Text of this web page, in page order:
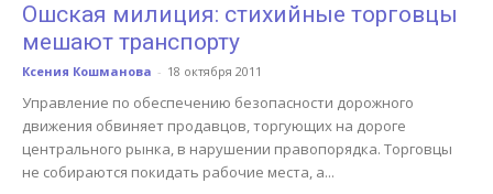
Ошская милиция: стихийные торговцы
мешают транспорту
Ксения Кошманова - 18 октября 2011
Управление по обеспечению безопасности дорожного
движения обвиняет продавцов, торгующих на дороге
центрального рынка, в нарушении правопорядка. Торговцы
не собираются покидать рабочие места, а...